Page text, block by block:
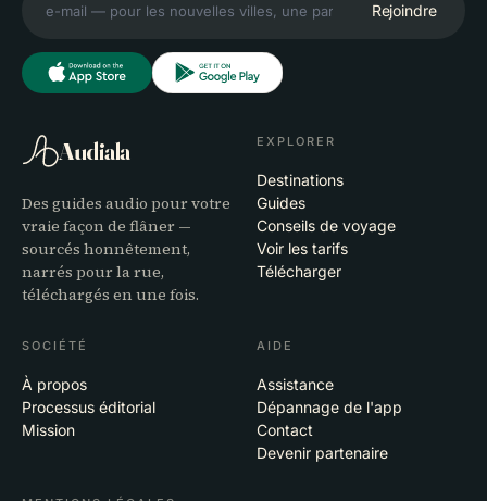
Rejoindre
Audiala
Des guides audio pour votre
vraie façon de flâner —
sourcés honnêtement,
narrés pour la rue,
téléchargés en une fois.
EXPLORER
Destinations
Guides
Conseils de voyage
Voir les tarifs
Télécharger
SOCIÉTÉ
À propos
Processus éditorial
Mission
AIDE
Assistance
Dépannage de l'app
Contact
Devenir partenaire